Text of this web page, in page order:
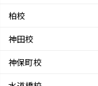
柏校
神田校
神保町校